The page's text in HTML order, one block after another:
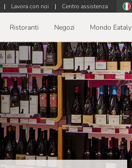
| Lavora con noi | Centro assistenza
Ristoranti Negozi Mondo Eataly